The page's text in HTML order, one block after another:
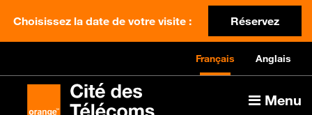
Choisissez la date de votre visite : Réservez
Français Anglais
Menu